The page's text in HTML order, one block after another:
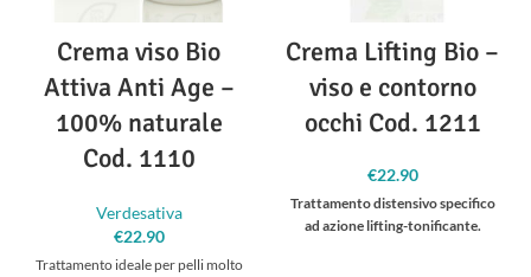
Crema viso Bio
Attiva Anti Age –
100% naturale
Cod. 1110
Verdesativa
€22.90
Trattamento ideale per pelli molto
Crema Lifting Bio –
viso e contorno
occhi Cod. 1211
€22.90
Trattamento distensivo specifico
ad azione lifting-tonificante.